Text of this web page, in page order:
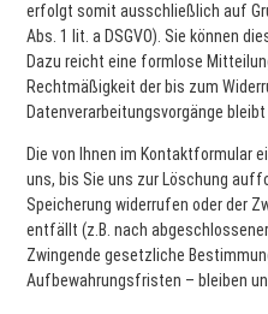
erfolgt somit ausschließlich auf
Abs. 1 lit. a DSGVO). Sie können
Dazu reicht eine formlose
Rechtmäßigkeit der bis zum
Datenverarbeitungsvorgänge
Die von Ihnen im Kontaktformular
uns, bis Sie uns zur Löschung
Speicherung widerrufen oder der
entfällt (z.B. nach
Zwingende gesetzliche
Aufbewahrungsfristen – bleiben